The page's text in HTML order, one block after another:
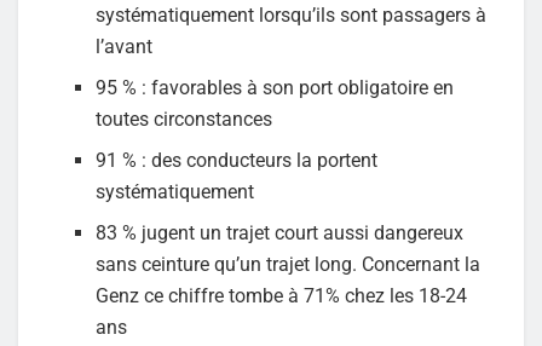
systématiquement lorsqu’ils sont passagers à
l’avant
95 % : favorables à son port obligatoire en
toutes circonstances
91 % : des conducteurs la portent
systématiquement
83 % jugent un trajet court aussi dangereux
sans ceinture qu’un trajet long. Concernant la
Genz ce chiffre tombe à 71% chez les 18-24
ans